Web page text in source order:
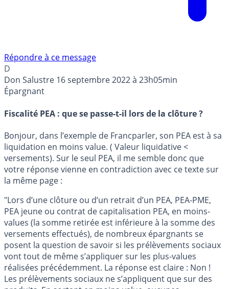
Répondre à ce message
D
Don Salustre 16 septembre 2022 à 23h05min
Épargnant
Fiscalité PEA : que se passe-t-il lors de la clôture ?
Bonjour, dans l’exemple de Francparler, son PEA est à sa
liquidation en moins value. ( Valeur liquidative <
versements). Sur le seul PEA, il me semble donc que
votre réponse vienne en contradiction avec ce texte sur
la même page :
"Lors d’une clôture ou d’un retrait d’un PEA, PEA-PME,
PEA jeune ou contrat de capitalisation PEA, en moins-
values (la somme retirée est inférieure à la somme des
versements effectués), de nombreux épargnants se
posent la question de savoir si les prélèvements sociaux
vont tout de même s’appliquer sur les plus-values
réalisées précédemment. La réponse est claire : Non !
Les prélèvements sociaux ne s’appliquent que sur des